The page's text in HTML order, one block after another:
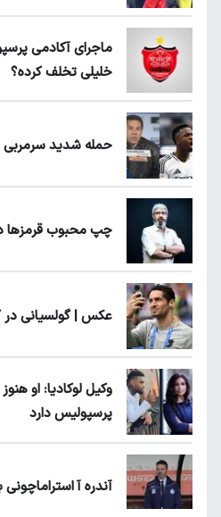
ماجرای آکادمی
خلیلی تخلف کرده؟
حمله شدید سرمربی
چپ محبوب قرمزها
عکس | گولسیانی در
وکیل لوکادیا: او
پرسپولیس دارد
آندره آ